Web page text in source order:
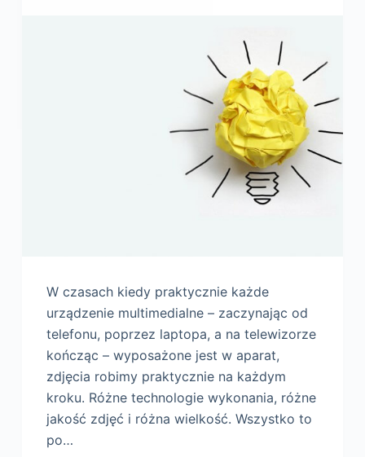
W czasach kiedy praktycznie każde
urządzenie multimedialne – zaczynając od
telefonu, poprzez laptopa, a na telewizorze
kończąc – wyposażone jest w aparat,
zdjęcia robimy praktycznie na każdym
kroku. Różne technologie wykonania, różne
jakość zdjęć i różna wielkość. Wszystko to
po…